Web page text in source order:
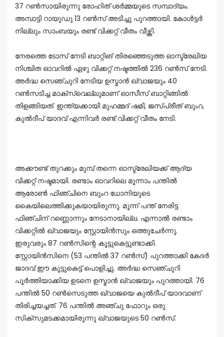
37 റൺസായിരുന്നു രോഹിത് ശർമ്മയുടെ സമ്പാദ്യം.
അമ്പാട്ടി റായുഡു 13 റൺസ് അടിച്ചു പുറത്തായി. കോൾട്ടർ
നില്ലും സാംബയും രണ്ട് വിക്കറ്റ് വീതം വീഴ്ത്തി.
നേരത്തെ ടോസ് നേടി ബാറ്റിങ് തിരഞ്ഞെടുത്ത ഓസ്ട്രേലിയ
നിശ്ചിത ഓവറിൽ ഏഴു വിക്കറ്റ് നഷ്ടത്തിൽ 236 റൺസ് നേടി.
അർദ്ധ സെഞ്ചുറി നേടിയ ഉസ്മാൻ ഖ്വാജയും 40
റൺസടിച്ച മാക്സ്വെല്ലുമാണ് ഓസീസ് ബാറ്റിങ്ങിൽ
തിളങ്ങിയത്. ഇന്ത്യക്കായി മുഹമ്മദ് ഷമി, ജസ്പ്രീത് ബുംറ,
കുൽദീപ് യാദവ് എന്നിവർ രണ്ട് വിക്കറ്റ് വീതം നേടി.
അക്കൗണ്ട് തുറക്കും മുമ്പ് തന്നെ ഓസ്ട്രേലിയക്ക് ആദ്യ
വിക്കറ്റ് നഷ്ടമായി. രണ്ടാം ഓവറിലെ മൂന്നാം പന്തിൽ
ആരോൺ ഫിഞ്ചിനെ ബുംറ ധോനിയുടെ
കൈയിലെത്തിക്കുകയായിരുന്നു. മൂന്ന് പന്ത് നേരിട്ട
ഫിഞ്ചിന് റണ്ണൊന്നും നേടാനായില്ല. എന്നാൽ രണ്ടാം
വിക്കറ്റിൽ ഖ്വാജയും സ്റ്റോയിൻസും ഒത്തുചേർന്നു.
ഇരുവരും 87 റൺസിന്റെ കൂട്ടുകെട്ടുണ്ടാക്കി.
സ്റ്റോയിൻസിനെ (53 പന്തിൽ 37 റൺസ്) പുറത്താക്കി കേദർ
ജാദവ് ഈ കൂട്ടുകെട്ട് പൊളിച്ചു. അർദ്ധ സെഞ്ചുറി
പൂർത്തിയാക്കിയ ഉടനെ ഉസ്മാൻ ഖ്വാജയും പുറത്തായി. 76
പന്തിൽ 50 റൺസെടുത്ത ഖ്വാജയെ കുൽദീപ് യാദവാണ്
തിരിച്ചയച്ചത്. 76 പന്തിൽ അഞ്ചു ഫോറും ഒരു
സിക്സുമടക്കമായിരുന്നു ഖ്വാജയുടെ 50 റൺസ്.